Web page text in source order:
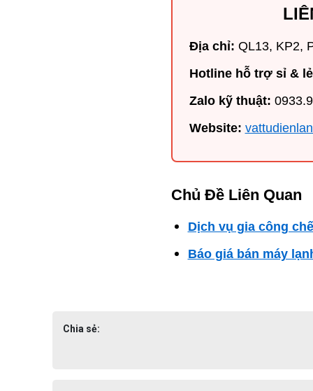
Địa chỉ: QL13, KP2,
Hotline hỗ trợ sỉ &
Zalo kỹ thuật:
Website:
Chủ Đề Liên Quan
Dịch vụ gia công
Báo giá bán máy
Chia sẻ: